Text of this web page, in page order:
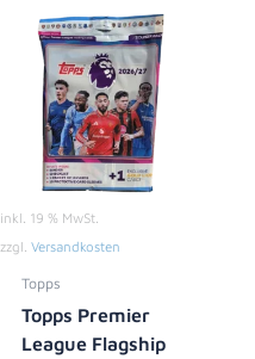
inkl. 19 % MwSt.
zzgl. Versandkosten
Topps
Topps Premier
League Flagship